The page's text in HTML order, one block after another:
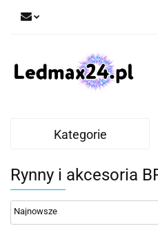
Kategorie
Rynny i akcesoria